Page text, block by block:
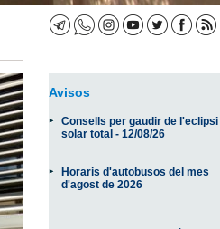
Avisos
Consells per gaudir de l'eclipsi
solar total - 12/08/26
Horaris d'autobusos del mes
d'agost de 2026